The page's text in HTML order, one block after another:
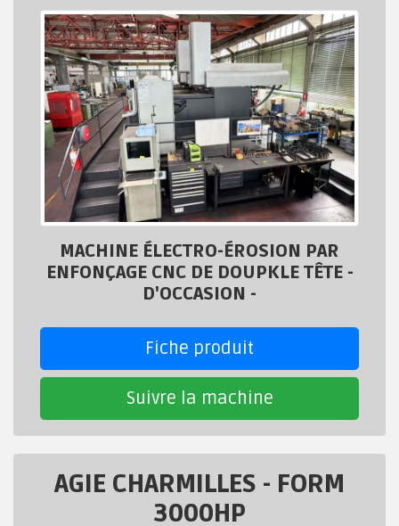
MACHINE ÉLECTRO-ÉROSION PAR
ENFONÇAGE CNC DE DOUPKLE TÊTE -
D'OCCASION -
Fiche produit
Suivre la machine
AGIE CHARMILLES - FORM
3000HP